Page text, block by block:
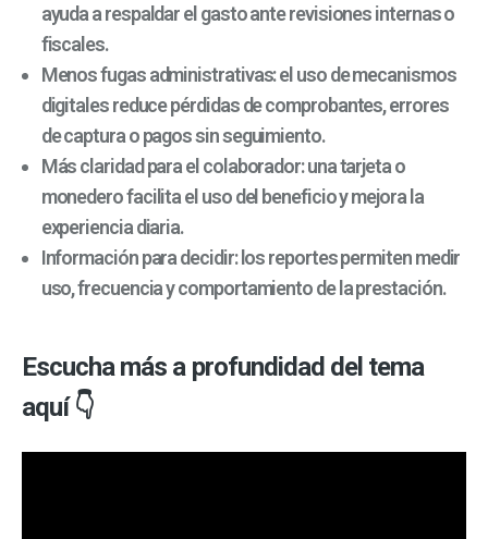
ayuda a respaldar el gasto ante revisiones internas o
fiscales.
Menos fugas administrativas: el uso de mecanismos
digitales reduce pérdidas de comprobantes, errores
de captura o pagos sin seguimiento.
Más claridad para el colaborador: una tarjeta o
monedero facilita el uso del beneficio y mejora la
experiencia diaria.
Información para decidir: los reportes permiten medir
uso, frecuencia y comportamiento de la prestación.
Escucha más a profundidad del tema
aquí 👇